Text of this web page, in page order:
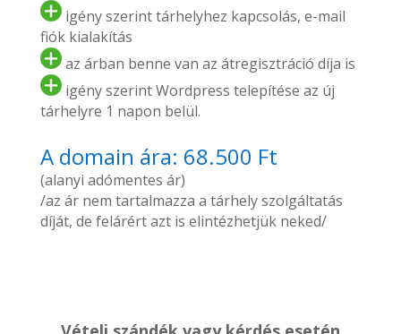
igény szerint tárhelyhez kapcsolás, e-mail
fiók kialakítás
az árban benne van az átregisztráció díja is
igény szerint Wordpress telepítése az új
tárhelyre 1 napon belül.
A domain ára: 68.500 Ft
(alanyi adómentes ár)
/az ár nem tartalmazza a tárhely szolgáltatás
díját, de felárért azt is elintézhetjük neked/